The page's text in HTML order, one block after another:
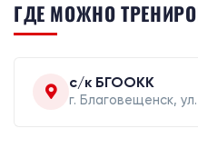
ГДЕ МОЖНО
с/к БГООКК
г. Благовещенск,